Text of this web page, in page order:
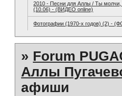
2010 - Песни для Аллы / Ты
(10.06) - (ВИДЕО online)
Фотографии (1970-х годов) (2) -
» Forum
Аллы
афиши